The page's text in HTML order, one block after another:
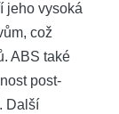
jeho vysoká
což
ABS také
post-
Další